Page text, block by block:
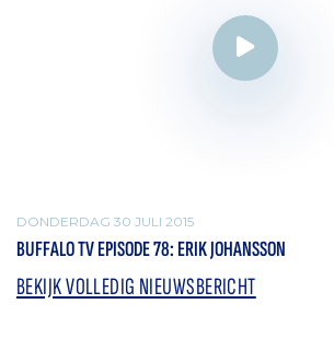
DONDERDAG 30 JULI 2015
BUFFALO TV EPISODE 78: ERIK JOHANSSON
BEKIJK VOLLEDIG NIEUWSBERICHT